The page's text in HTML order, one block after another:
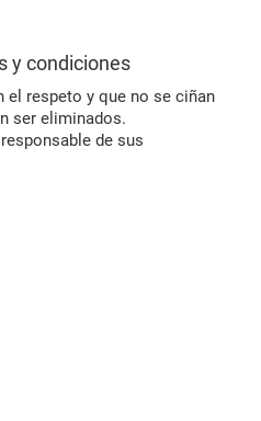
y condiciones
respeto y que no se ciñan
ser eliminados.
de sus